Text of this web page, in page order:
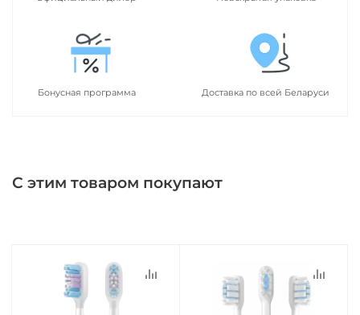
Бонусная программа Доставка по всей Беларуси
С этим товаром покупают